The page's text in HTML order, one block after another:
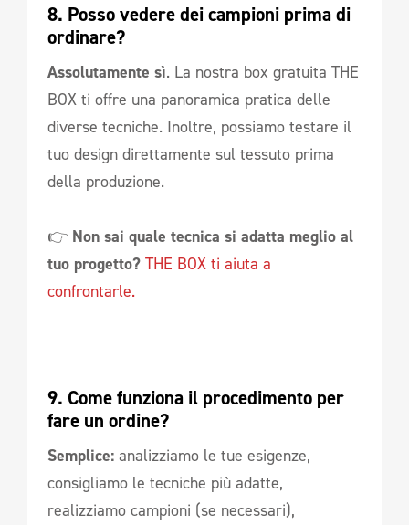
8. Posso vedere dei campioni prima di
ordinare?
Assolutamente sì. La nostra box gratuita THE
BOX ti offre una panoramica pratica delle
diverse tecniche. Inoltre, possiamo testare il
tuo design direttamente sul tessuto prima
della produzione.
👉 Non sai quale tecnica si adatta meglio al
tuo progetto? THE BOX ti aiuta a
confrontarle.
9. Come funziona il procedimento per
fare un ordine?
Semplice: analizziamo le tue esigenze,
consigliamo le tecniche più adatte,
realizziamo campioni (se necessari),